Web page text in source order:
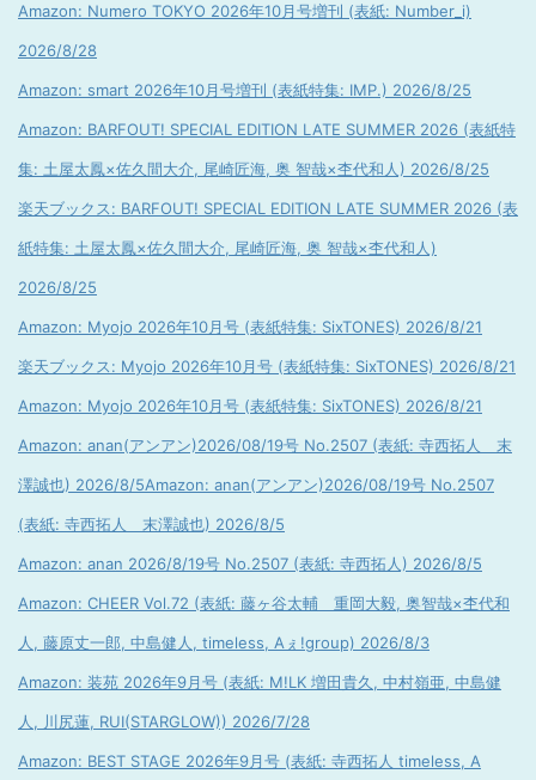
Amazon: Numero TOKYO 2026年10月号増刊 (表紙: Number_i)
2026/8/28
Amazon: smart 2026年10月号増刊 (表紙特集: IMP.) 2026/8/25
Amazon: BARFOUT! SPECIAL EDITION LATE SUMMER 2026 (表紙特
集: 土屋太鳳×佐久間大介, 尾崎匠海, 奥 智哉×杢代和人) 2026/8/25
楽天ブックス: BARFOUT! SPECIAL EDITION LATE SUMMER 2026 (表
紙特集: 土屋太鳳×佐久間大介, 尾崎匠海, 奥 智哉×杢代和人)
2026/8/25
Amazon: Myojo 2026年10月号 (表紙特集: SixTONES) 2026/8/21
楽天ブックス: Myojo 2026年10月号 (表紙特集: SixTONES) 2026/8/21
Amazon: Myojo 2026年10月号 (表紙特集: SixTONES) 2026/8/21
Amazon: anan(アンアン)2026/08/19号 No.2507 (表紙: 寺西拓人 末
澤誠也) 2026/8/5Amazon: anan(アンアン)2026/08/19号 No.2507
(表紙: 寺西拓人 末澤誠也) 2026/8/5
Amazon: anan 2026/8/19号 No.2507 (表紙: 寺西拓人) 2026/8/5
Amazon: CHEER Vol.72 (表紙: 藤ヶ谷太輔 重岡大毅, 奥智哉×杢代和
人, 藤原丈一郎, 中島健人, timeless, Aぇ!group) 2026/8/3
Amazon: 装苑 2026年9月号 (表紙: M!LK 増田貴久, 中村嶺亜, 中島健
人, 川尻蓮, RUI(STARGLOW)) 2026/7/28
Amazon: BEST STAGE 2026年9月号 (表紙: 寺西拓人 timeless, A